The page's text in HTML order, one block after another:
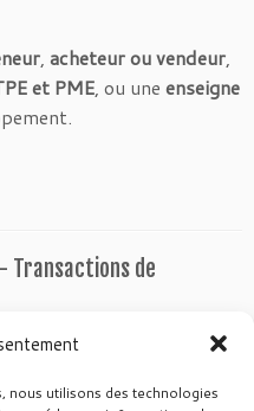
utilisons des technologies
, acheteur ou vendeur,
et PME, ou une enseigne
Transactions de
commerce,